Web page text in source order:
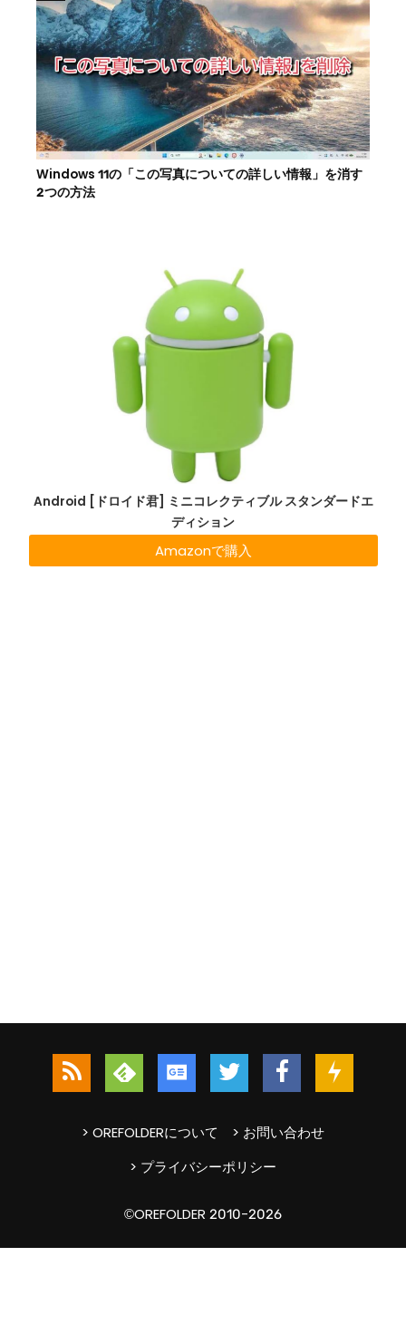
Windows 11の「この写真についての詳しい情報」を消す
2つの方法
Android [ドロイド君] ミニコレクティブル スタンダードエ
ディション
Amazonで購入
> OREFOLDERについて
> お問い合わせ
> プライバシーポリシー
©OREFOLDER 2010-2026